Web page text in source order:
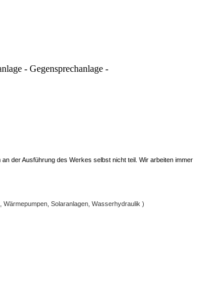
- Gegensprechanlage -
der Ausführung des Werkes selbst nicht teil. Wir arbeiten immer
Solaranlagen, Wasserhydraulik )